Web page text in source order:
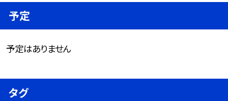
予定
予定はありません
タグ